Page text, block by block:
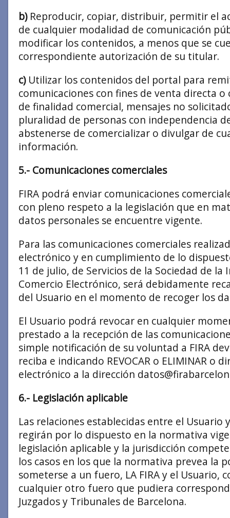
b)Reproducir, copiar, distribuir, permitir el
de cualquier modalidad de comunicación
modificar los contenidos, a menos que se
correspondiente autorización de su titular.
c)Utilizar los contenidos del portal para
comunicaciones con fines de venta directa
de finalidad comercial, mensajes no
pluralidad de personas con independencia
abstenerse de comercializar o divulgar de
información.
5.- Comunicaciones comerciales
FIRA podrá enviar comunicaciones
con pleno respeto a la legislación que en
datos personales se encuentre vigente.
Para las comunicaciones comerciales
electrónico y en cumplimiento de lo
11 de julio, de Servicios de la Sociedad de la
Comercio Electrónico, será debidamente
del Usuario en el momento de recoger los
El Usuario podrá revocar en cualquier
prestado a la recepción de las
simple notificación de su voluntad a FIRA
reciba e indicando REVOCAR o ELIMINAR o
electrónico a la dirección
6.- Legislación aplicable
Las relaciones establecidas entre el
regirán por lo dispuesto en la normativa
legislación aplicable y la jurisdicción
los casos en los que la normativa prevea la
someterse a un fuero, LA FIRA y el Usuario,
cualquier otro fuero que pudiera
Juzgados y Tribunales de Barcelona.